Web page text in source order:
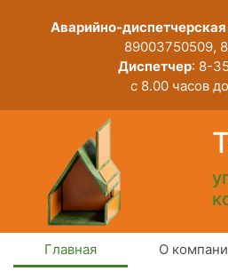
Аварийно-
89003750509,
Диспетчер: 8-
с 8.00 часов
Главная О